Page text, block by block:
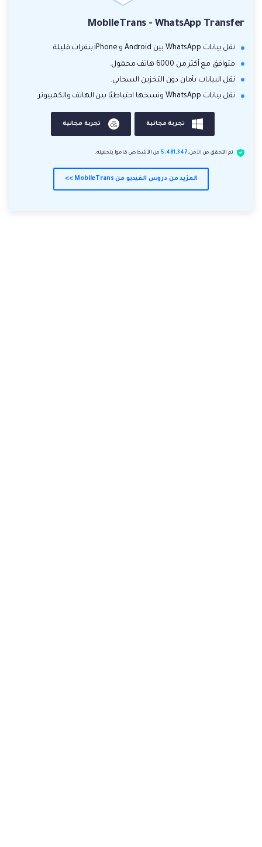
MobileTrans - WhatsApp Transfer
نقل بيانات WhatsApp بين Android و iPhone بنقرات قليلة.
متوافق مع أكثر من 6000 هاتف محمول.
نقل البيانات بأمان دون التخزين السحابي.
نقل بيانات WhatsApp ونسخها احتياطيًا بين الهاتف والكمبيوتر.
تجربة مجانية تجربة مجانية
تم التحقق من الأمن.5,481,347 من الأشخاص قاموا بتحميله.
المزيد من دروس الفيديو من MobileTrans >>